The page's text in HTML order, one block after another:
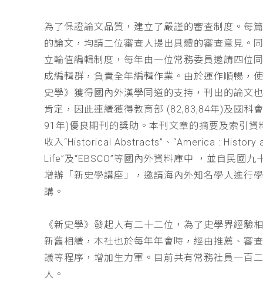
為了保證論文品質，建立了嚴謹的審查制度。每
的論文，均請二位審查人提出具體的審查意見。
立輪值編輯制度，每年由一位常務委員邀請四位
成編輯群，負責全年編輯作業。由於運作順暢，
史學》獲得國內外漢學同道的支持，刊出的論文
肯定，因此連續獲得教育部 (82,83,84年)及國科
91年)優良期刊的獎助。本刊文章的摘要及索引資
收入“Historical Abstracts”、“America : History
Life”及“EBSCO”等國內外資料庫中 ，並自民國九
增辦「新史學講座」，邀請海內外知名學人進行
講。
《新史學》發起人有二十二位，為了史學界經驗
新舊相續，本社也於每年年會時，經由推薦、審
議等程序，增加生力軍。目前共有常務社員一百
人。